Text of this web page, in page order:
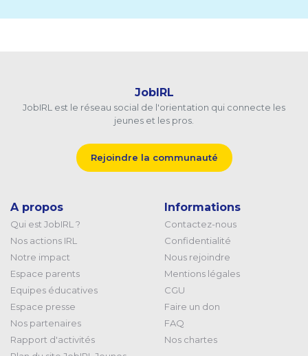
JobIRL
JobIRL est le réseau social de l'orientation qui connecte les
jeunes et les pros.
Rejoindre la communauté
A propos
Qui est JobIRL ?
Nos actions IRL
Notre impact
Espace parents
Equipes éducatives
Espace presse
Nos partenaires
Rapport d'activités
Informations
Contactez-nous
Confidentialité
Nous rejoindre
Mentions légales
CGU
Faire un don
FAQ
Nos chartes